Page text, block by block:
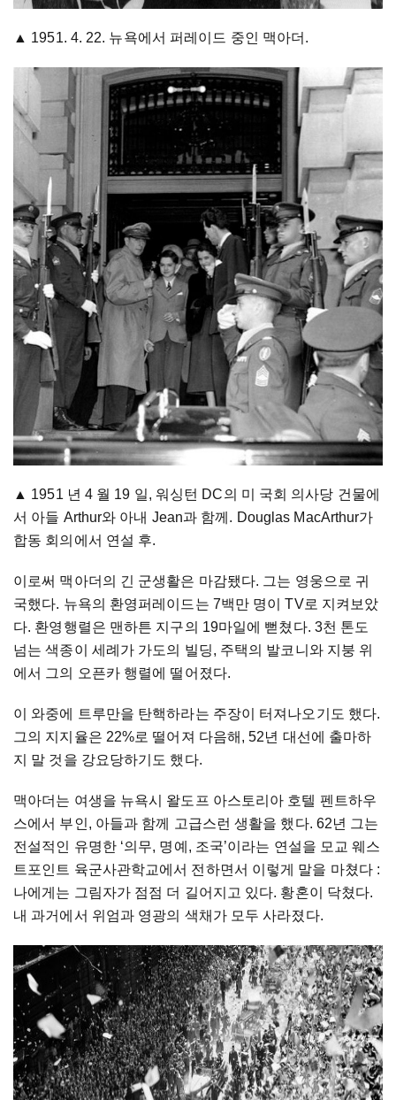
▲ 1951. 4. 22. 뉴욕에서 퍼레이드 중인 맥아더.
▲ 1951 년 4 월 19 일, 워싱턴 DC의 미 국회 의사당 건물에
서 아들 Arthur와 아내 Jean과 함께. Douglas MacArthur가
합동 회의에서 연설 후.
이로써 맥아더의 긴 군생활은 마감됐다. 그는 영웅으로 귀
국했다. 뉴욕의 환영퍼레이드는 7백만 명이 TV로 지켜보았
다. 환영행렬은 맨하튼 지구의 19마일에 뻗쳤다. 3천 톤도
넘는 색종이 세례가 가도의 빌딩, 주택의 발코니와 지붕 위
에서 그의 오픈카 행렬에 떨어졌다.
이 와중에 트루만을 탄핵하라는 주장이 터져나오기도 했다.
그의 지지율은 22%로 떨어져 다음해, 52년 대선에 출마하
지 말 것을 강요당하기도 했다.
맥아더는 여생을 뉴욕시 왈도프 아스토리아 호텔 펜트하우
스에서 부인, 아들과 함께 고급스런 생활을 했다. 62년 그는
전설적인 유명한 ‘의무, 명예, 조국’이라는 연설을 모교 웨스
트포인트 육군사관학교에서 전하면서 이렇게 말을 마쳤다 :
나에게는 그림자가 점점 더 길어지고 있다. 황혼이 닥쳤다.
내 과거에서 위엄과 영광의 색채가 모두 사라졌다.